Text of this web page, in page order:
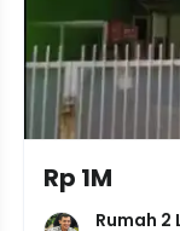
Rp 1M
Rumah 2